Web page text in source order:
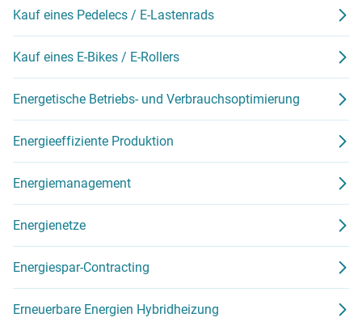
Kauf eines Pedelecs / E-Lastenrads
Kauf eines E-Bikes / E-Rollers
Energetische Betriebs- und Verbrauchsoptimierung
Energieeffiziente Produktion
Energiemanagement
Energienetze
Energiespar-Contracting
Erneuerbare Energien Hybridheizung